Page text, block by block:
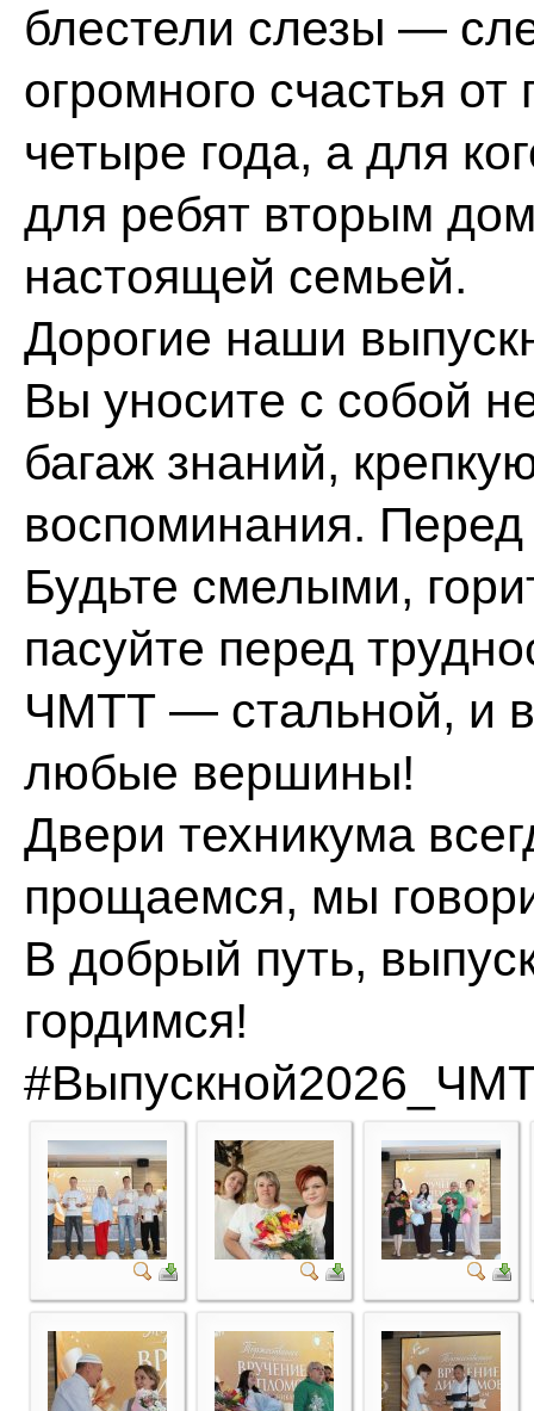
блестели слезы —
огромного счастья
четыре года, а для
для ребят вторым
настоящей семьей.
Дорогие наши
Вы уносите с собой
багаж знаний,
воспоминания.
Будьте смелыми,
пасуйте перед
ЧМТТ — стальной, и
любые вершины!
Двери техникума
прощаемся, мы
В добрый путь,
гордимся!